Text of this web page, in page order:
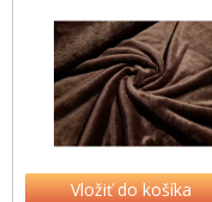
Vložiť do košíka